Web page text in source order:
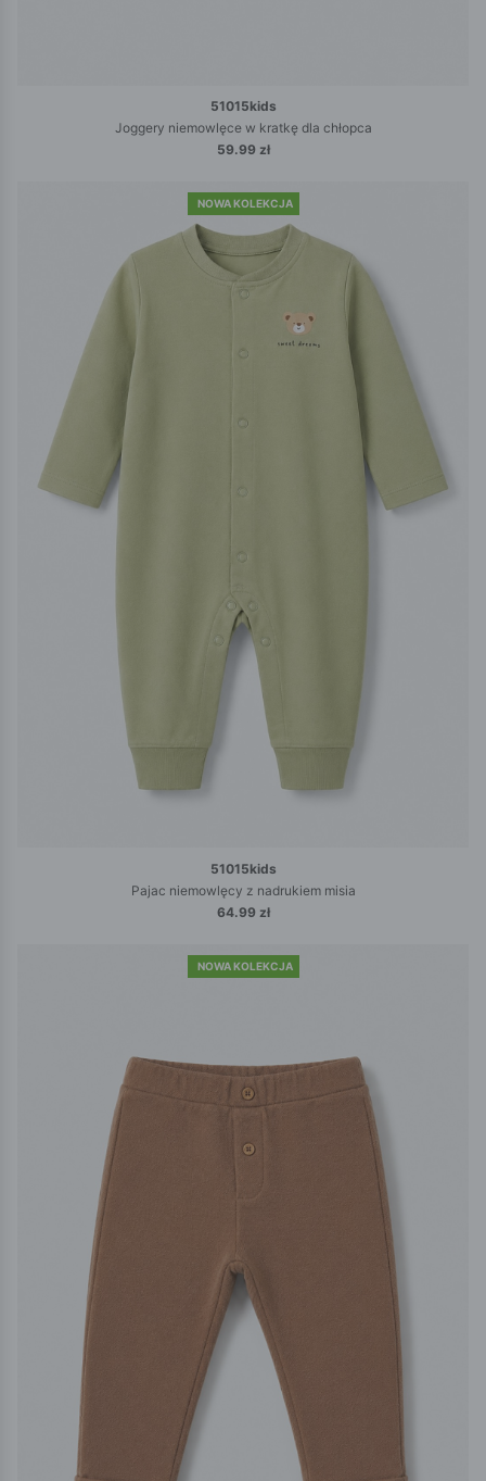
51015kids
Joggery niemowlęce w kratkę dla chłopca
59.99 zł
NOWA KOLEKCJA
51015kids
Pajac niemowlęcy z nadrukiem misia
64.99 zł
NOWA KOLEKCJA